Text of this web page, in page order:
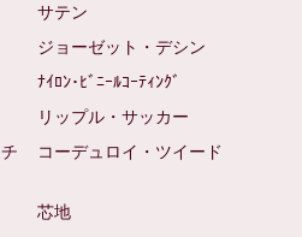
サテン
ジョーゼット・デシン
ﾅｲﾛﾝ･ﾋﾞﾆｰﾙｺｰﾃｨﾝｸﾞ
リップル・サッカー
コーデュロイ・ツイード
芯地